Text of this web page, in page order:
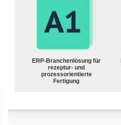
ERP-Branchenlösung für
rezeptur- und
prozessorientierte
Fertigung